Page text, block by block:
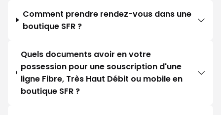
Comment prendre rendez-vous dans une
boutique SFR ?
Quels documents avoir en votre
possession pour une souscription d'une
ligne Fibre, Très Haut Débit ou mobile en
boutique SFR ?